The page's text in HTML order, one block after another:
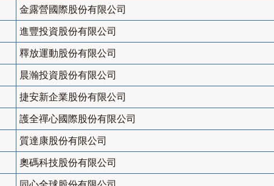
金露營國際股份有限公司
進豐投資股份有限公司
釋放運動股份有限公司
晨瀚投資股份有限公司
捷安新企業股份有限公司
護全禪心國際股份有限公司
質達康股份有限公司
奧碼科技股份有限公司